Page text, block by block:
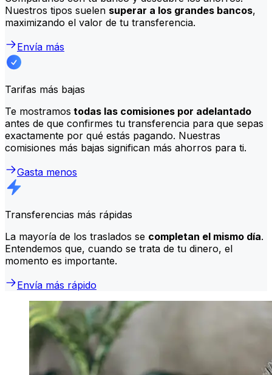
Nuestros tipos suelen superar a los grandes bancos,
maximizando el valor de tu transferencia.
Envía más
Tarifas más bajas
Te mostramos todas las comisiones por adelantado
antes de que confirmes tu transferencia para que sepas
exactamente por qué estás pagando. Nuestras
comisiones más bajas significan más ahorros para ti.
Gasta menos
Transferencias más rápidas
La mayoría de los traslados se completan el mismo día.
Entendemos que, cuando se trata de tu dinero, el
momento es importante.
Envía más rápido